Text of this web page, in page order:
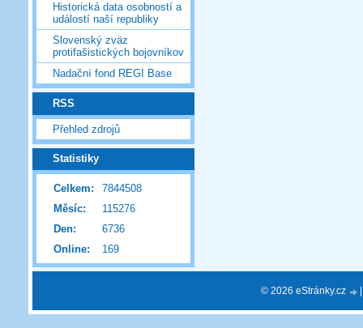
Historická data osobností a
událostí naší republiky
Slovenský zväz
protifašistických bojovníkov
Nadační fond REGI Base
RSS
Přehled zdrojů
Statistiky
Online: 169
Celkem:
7844508
Měsíc:
115276
Den:
6736
© 2026 eStránky.cz